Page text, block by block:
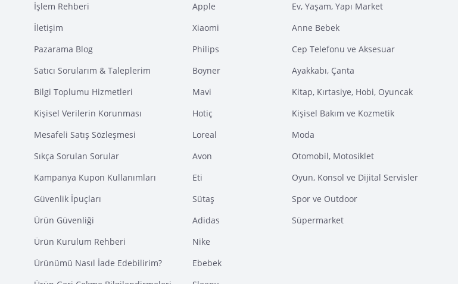
İşlem Rehberi
İletişim
Pazarama Blog
Satıcı Sorularım & Taleplerim
Bilgi Toplumu Hizmetleri
Kişisel Verilerin Korunması
Mesafeli Satış Sözleşmesi
Sıkça Sorulan Sorular
Kampanya Kupon Kullanımları
Güvenlik İpuçları
Ürün Güvenliği
Ürün Kurulum Rehberi
Ürünümü Nasıl İade Edebilirim?
Apple
Xiaomi
Philips
Boyner
Mavi
Hotiç
Loreal
Avon
Eti
Sütaş
Adidas
Nike
Ebebek
Ev, Yaşam, Yapı Market
Anne Bebek
Cep Telefonu ve Aksesuar
Ayakkabı, Çanta
Kitap, Kırtasiye, Hobi, Oyuncak
Kişisel Bakım ve Kozmetik
Moda
Otomobil, Motosiklet
Oyun, Konsol ve Dijital Servisler
Spor ve Outdoor
Süpermarket